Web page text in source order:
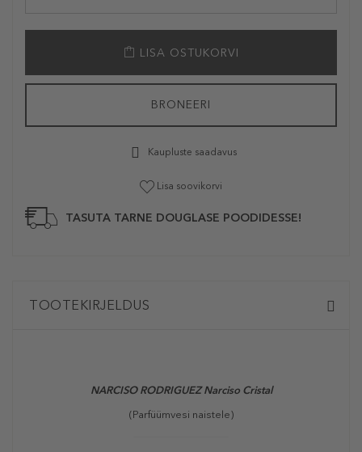
LISA OSTUKORVI
BRONEERI
Kaupluste saadavus
Lisa soovikorvi
TASUTA TARNE DOUGLASE POODIDESSE!
TOOTEKIRJELDUS
NARCISO RODRIGUEZ Narciso Cristal
(Parfüümvesi naistele)